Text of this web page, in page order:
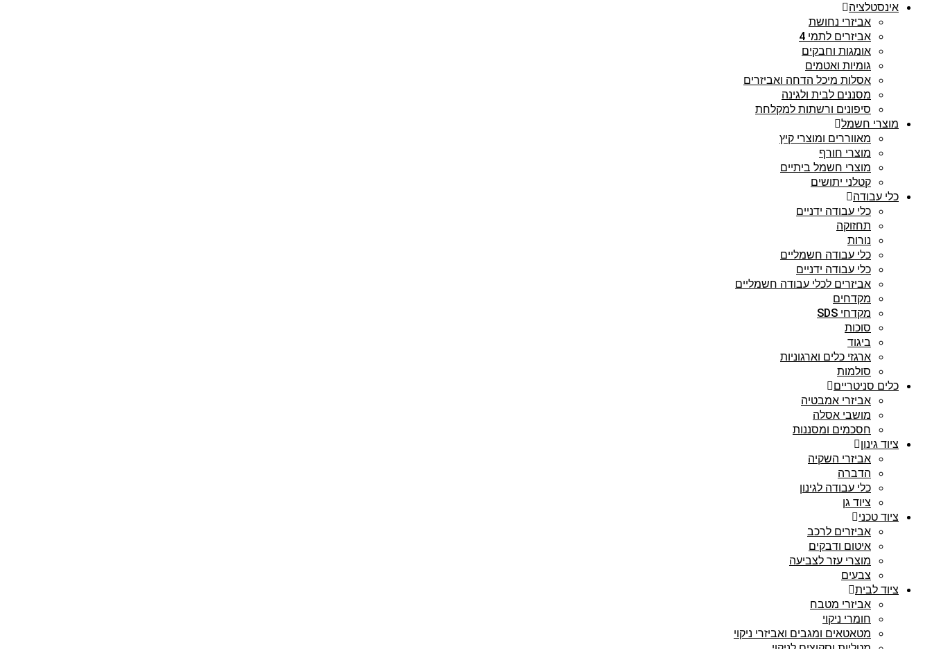
אינסטלציה
אביזרי נחושת
אביזרים לתמי 4
אומגות וחבקים
גומיות ואטמים
אסלות מיכל הדחה ואביזרים
מסננים לבית ולגינה
סיפונים ורשתות למקלחת
מוצרי חשמל
מאווררים ומוצרי קיץ
מוצרי חורף
מוצרי חשמל ביתיים
קטלני יתושים
כלי עבודה
כלי עבודה ידניים
תחזוקה
נורות
כלי עבודה חשמליים
כלי עבודה ידניים
אביזרים לכלי עבודה חשמליים
מקדחים
מקדחי SDS
סוכות
ביגוד
ארגזי כלים וארגוניות
סולמות
כלים סניטריים
אביזרי אמבטיה
מושבי אסלה
חסכמים ומסננות
ציוד גינון
אביזרי השקיה
הדברה
כלי עבודה לגינון
ציוד גן
ציוד טכני
אביזרים לרכב
איטום ודבקים
מוצרי עזר לצביעה
צבעים
ציוד לבית
אביזרי מטבח
חומרי ניקוי
מטאטאים ומגבים ואביזרי ניקוי